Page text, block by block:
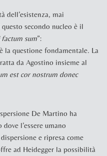
dell’esistenza, mai
secondo nucleo è il
sum”:
la questione fondamentale. La
da Agostino insieme al
est cor nostrum donec
De Martino ha
l’essere umano
e ripresa come
ad Heidegger la possibilità